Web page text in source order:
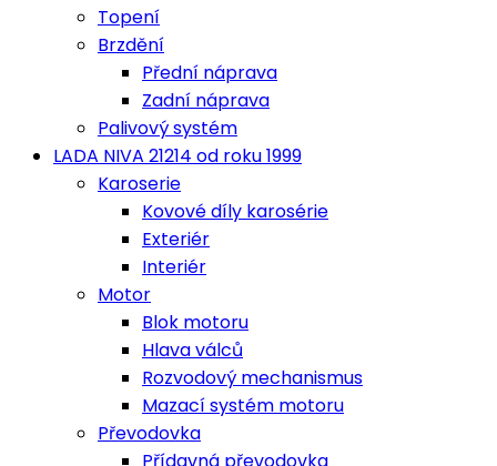
Topení
Brzdění
Přední náprava
Zadní náprava
Palivový systém
LADA NIVA 21214 od roku 1999
Karoserie
Kovové díly karosérie
Exteriér
Interiér
Motor
Blok motoru
Hlava válců
Rozvodový mechanismus
Mazací systém motoru
Převodovka
Přídavná převodovka